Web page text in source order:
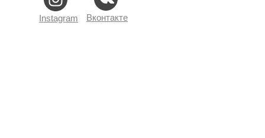
Instagram Вконтакте